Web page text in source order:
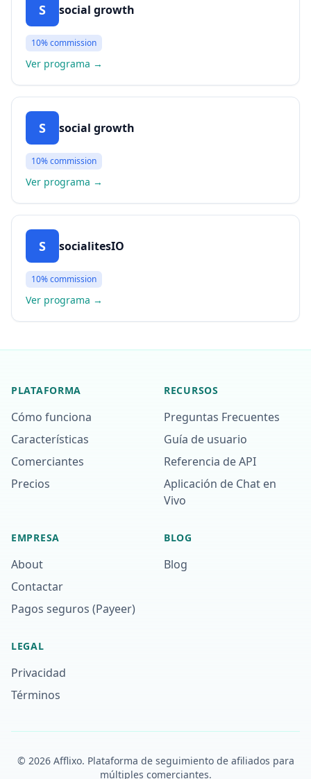
S social growth
10%commission
Ver programa →
S social growth
10%commission
Ver programa →
S socialitesIO
10%commission
Ver programa →
PLATAFORMA
Cómo funciona
Características
Comerciantes
Precios
RECURSOS
Preguntas Frecuentes
Guía de usuario
Referencia de API
Aplicación de Chat en
Vivo
EMPRESA
About
Contactar
Pagos seguros (Payeer)
BLOG
Blog
LEGAL
Privacidad
Términos
© 2026Afflixo. Plataforma de seguimiento de afiliados para
múltiples comerciantes.